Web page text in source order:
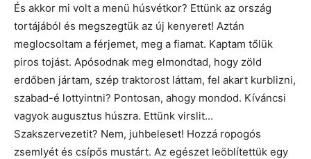
És akkor mi volt a menü húsvétkor? Ettünk az ország
tortájából és megszegtük az új kenyeret! Aztán
meglocsoltam a férjemet, meg a fiamat. Kaptam tőlük
piros tojást. Apósodnak meg elmondtad, hogy zöld
erdőben jártam, szép traktorost láttam, fel akart kurblizni,
szabad-é lottyintni? Pontosan, ahogy mondod. Kíváncsi
vagyok augusztus húszra. Ettünk virslit…
Szakszervezetit? Nem, juhbeleset! Hozzá ropogós
zsemlyét és csípős mustárt. Az egészet leöblítettük egy